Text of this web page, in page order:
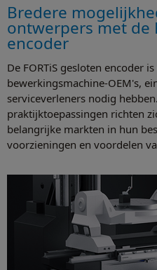
Bredere
ontwerpers met de
encoder
De FORTiS gesloten encoder
bewerkingsmachine-OEM's,
serviceverleners nodig
praktijktoepassingen richten
belangrijke markten in hun
voorzieningen en voordelen